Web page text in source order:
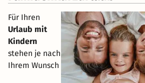
Für Ihren
Urlaub mit
Kindern
stehen je nach
Ihrem Wunsch